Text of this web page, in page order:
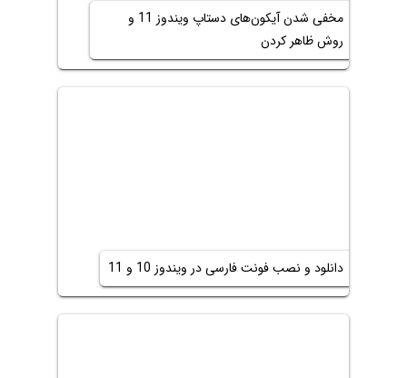
مخفی شدن آیکون‌های دستاپ ویندوز 11 و
روش ظاهر کردن
دانلود و نصب فونت فارسی در ویندوز 10 و 11